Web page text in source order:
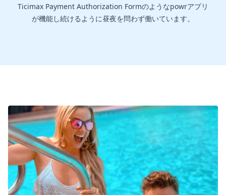
Ticimax Payment Authorization Formのようなpowrアプリ
が機能し続けるように昼夜を問わず働いています。